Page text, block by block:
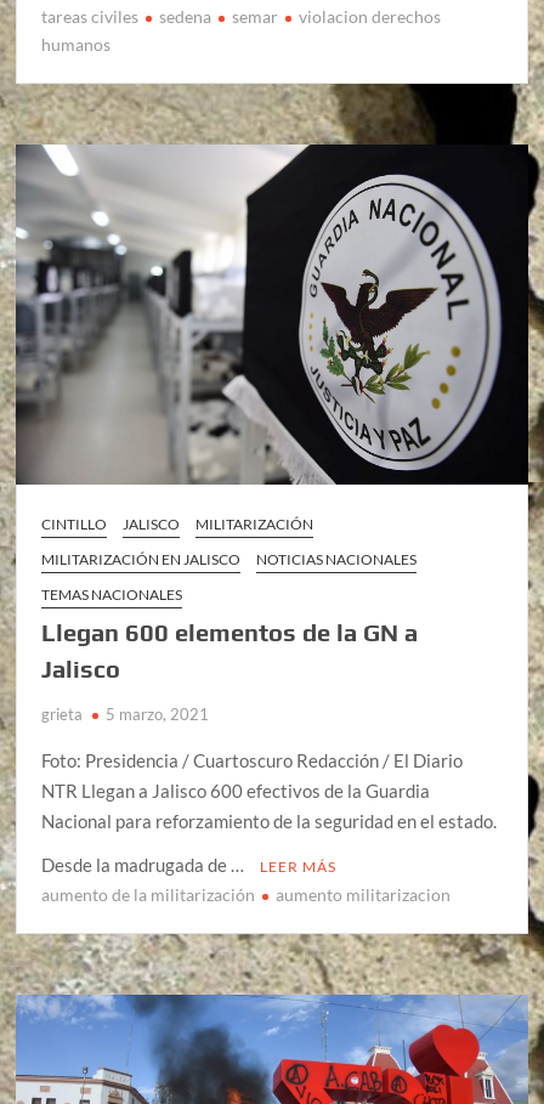
tareas civiles
sedena semar
violacion derechos
humanos
CINTILLO JALISCO
MILITARIZACIÓN
MILITARIZACIÓN EN JALISCO
NOTICIAS NACIONALES
TEMAS NACIONALES
Llegan 600 elementos de la GN a
Jalisco
grieta 5 marzo, 2021
Foto: Presidencia / Cuartoscuro Redacción / El Diario
NTR Llegan a Jalisco 600 efectivos de la Guardia
Nacional para reforzamiento de la seguridad en el estado.
Desde la madrugada de …
LEER MÁS
aumento de la militarización aumento militarizacion